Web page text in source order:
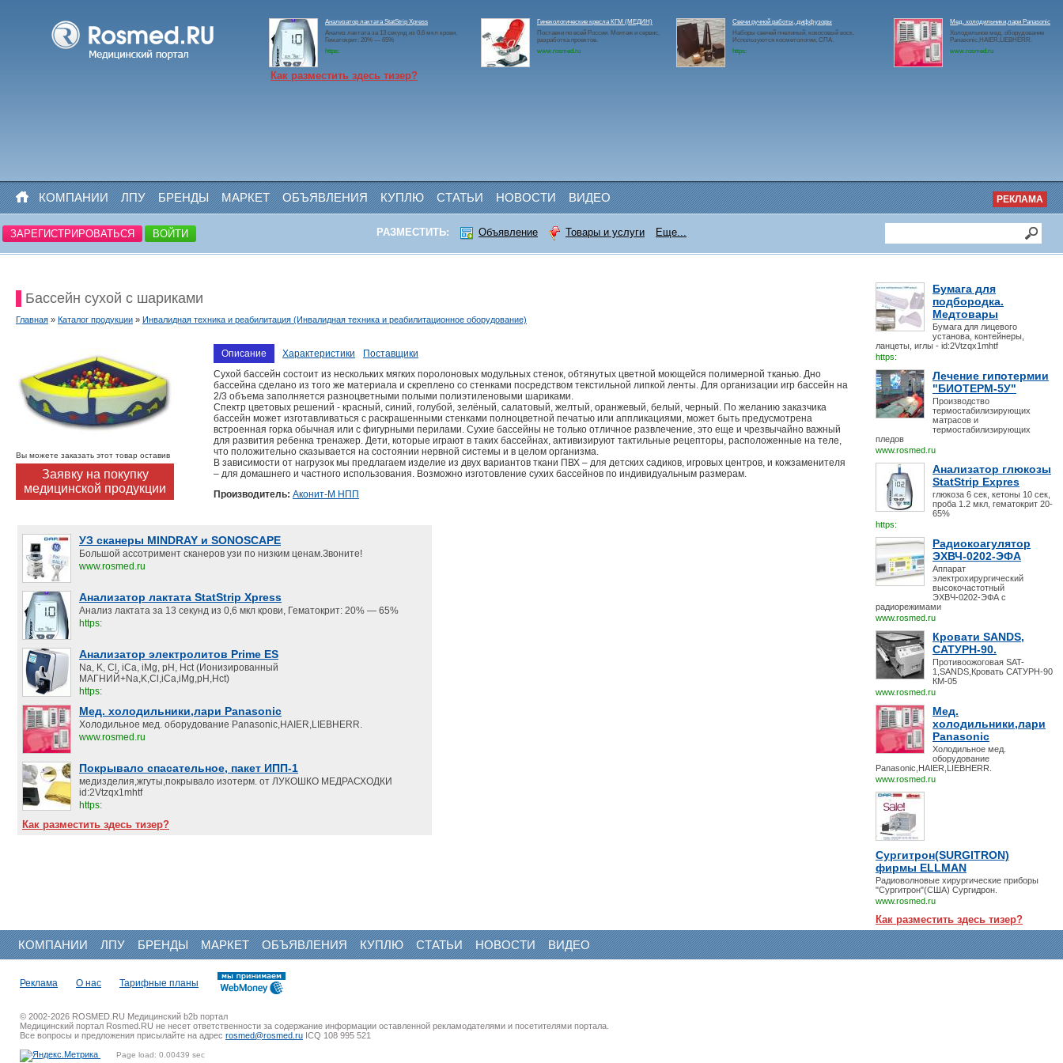
Анализатор лактата StatStrip Xpress
Анализ лактата за 13 секунд из 0,6 мкл крови,
Гематокрит: 20% — 65%
https:
Гинекологические кресла КГМ (МЕДИН)
Поставки по всей России. Монтаж и сервис,
разработка проектов.
www.rosmed.ru
Свечи ручной работы, диффузоры
Наборы свечей пчелиный, кокосовый воск.
Используются косметологии, СПА.
https:
Мед. холодильники,лари Panasonic
Холодильное мед. оборудование
Panasonic,HAIER,LIEBHERR.
www.rosmed.ru
Как разместить здесь тизер?
КОМПАНИИ ЛПУ БРЕНДЫ МАРКЕТ ОБЪЯВЛЕНИЯ КУПЛЮ СТАТЬИ НОВОСТИ ВИДЕО РЕКЛАМА
ЗАРЕГИСТРИРОВАТЬСЯ ВОЙТИ РАЗМЕСТИТЬ: Объявление Товары и услуги Еще...
Бумага для
подбородка.
Медтовары
Бумага для лицевого
установа, контейнеры,
ланцеты, иглы - id:2Vtzqx1mhtf
https:
Лечение гипотермии
"БИОТЕРМ-5У"
Производство
термостабилизирующих
матрасов и
термостабилизирующих
пледов
www.rosmed.ru
Анализатор глюкозы
StatStrip Expres
глюкоза 6 сек, кетоны 10 сек,
проба 1.2 мкл, гематокрит 20-
65%
https:
Радиокоагулятор
ЭХВЧ-0202-ЭФА
Аппарат
электрохирургический
высокочастотный
ЭХВЧ-0202-ЭФА с
радиорежимами
www.rosmed.ru
Кровати SANDS,
САТУРН-90.
Противоожоговая SAT-
1,SANDS,Кровать САТУРН-90
КМ-05
www.rosmed.ru
Мед.
холодильники,лари
Panasonic
Холодильное мед.
оборудование
Panasonic,HAIER,LIEBHERR.
www.rosmed.ru
Сургитрон(SURGITRON)
фирмы ELLMAN
Радиоволновые хирургические приборы
"Сургитрон"(США) Сургидрон.
www.rosmed.ru
Как разместить здесь тизер?
Бассейн сухой с шариками
Главная » Каталог продукции » Инвалидная техника и реабилитация (Инвалидная техника и реабилитационное оборудование)
Вы можете заказать этот товар оставив
Заявку на покупку
медицинской продукции
Описание Характеристики
Поставщики
Сухой бассейн состоит из нескольких мягких поролоновых модульных стенок, обтянутых цветной моющейся полимерной тканью. Дно
бассейна сделано из того же материала и скреплено со стенками посредством текстильной липкой ленты. Для организации игр бассейн на
2/3 объема заполняется разноцветными полыми полиэтиленовыми шариками.
Спектр цветовых решений - красный, синий, голубой, зелёный, салатовый, желтый, оранжевый, белый, черный. По желанию заказчика
бассейн может изготавливаться с раскрашенными стенками полноцветной печатью или аппликациями, может быть предусмотрена
встроенная горка обычная или с фигурными перилами. Сухие бассейны не только отличное развлечение, это еще и чрезвычайно важный
для развития ребенка тренажер. Дети, которые играют в таких бассейнах, активизируют тактильные рецепторы, расположенные на теле,
что положительно сказывается на состоянии нервной системы и в целом организма.
В зависимости от нагрузок мы предлагаем изделие из двух вариантов ткани ПВХ – для детских садиков, игровых центров, и кожзаменителя
– для домашнего и частного использования. Возможно изготовление сухих бассейнов по индивидуальным размерам.
Производитель: Аконит-М НПП
УЗ сканеры MINDRAY и SONOSCAPE
Большой ассотримент сканеров узи по низким ценам.Звоните!
www.rosmed.ru
Анализатор лактата StatStrip Xpress
Анализ лактата за 13 секунд из 0,6 мкл крови, Гематокрит: 20% — 65%
https:
Анализатор электролитов Prime ES
Na, K, Cl, iCa, iMg, pH, Hct (Ионизированный
МАГНИЙ+Na,K,Cl,iCa,iMg,pH,Hct)
https:
Мед. холодильники,лари Panasonic
Холодильное мед. оборудование Panasonic,HAIER,LIEBHERR.
www.rosmed.ru
Покрывало спасательное, пакет ИПП-1
медизделия,жгуты,покрывало изотерм. от ЛУКОШКО МЕДРАСХОДКИ
id:2Vtzqx1mhtf
https:
Как разместить здесь тизер?
КОМПАНИИ ЛПУ БРЕНДЫ МАРКЕТ ОБЪЯВЛЕНИЯ КУПЛЮ СТАТЬИ НОВОСТИ ВИДЕО
Реклама О нас Тарифные планы
© 2002-2026 ROSMED.RU Медицинский b2b портал
Медицинский портал Rosmed.RU не несет ответственности за содержание информации оставленной рекламодателями и посетителями портала.
Все вопросы и предложения присылайте на адрес rosmed@rosmed.ru ICQ 108 995 521
Page load: 0.00439 sec